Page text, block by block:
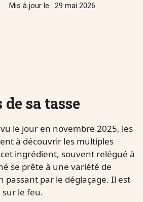
Mis à jour le : 29 mai 2026
sa tasse
le jour en novembre 2025, les
à découvrir les multiples
ingrédient, souvent relégué à
se prête à une variété de
passant par le déglaçage. Il est
le feu.